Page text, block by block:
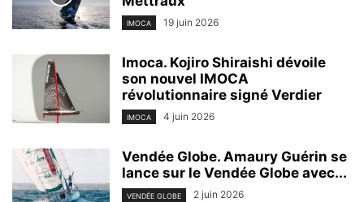
IMOCA 19 juin 2026
Imoca. Kojiro Shiraishi dévoile
son nouvel IMOCA
révolutionnaire signé Verdier
IMOCA 4 juin 2026
Vendée Globe. Amaury Guérin se
lance sur le Vendée Globe avec...
VENDÉE GLOBE 2 juin 2026